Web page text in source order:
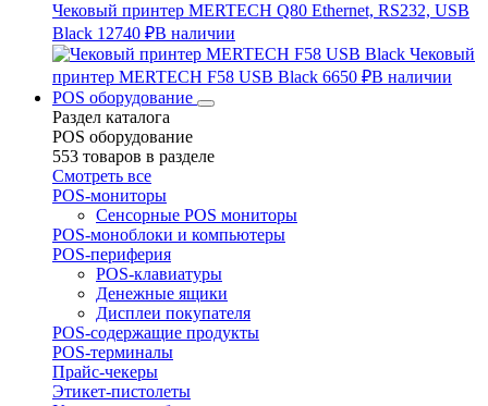
Чековый принтер MERTECH Q80 Ethernet, RS232, USB
Black 12740 ₽В наличии
Чековый
принтер MERTECH F58 USB Black 6650 ₽В наличии
POS оборудование
Раздел каталога
POS оборудование
553 товаров в разделе
Смотреть все
POS-мониторы
Сенсорные POS мониторы
POS-моноблоки и компьютеры
POS-периферия
POS-клавиатуры
Денежные ящики
Дисплеи покупателя
POS-содержащие продукты
POS-терминалы
Прайс-чекеры
Этикет-пистолеты